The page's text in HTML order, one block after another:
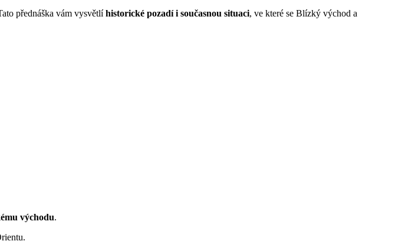
přednáška vám vysvětlíhistorické pozadí i současnou situaci, ve které se Blízký východ a
východu.